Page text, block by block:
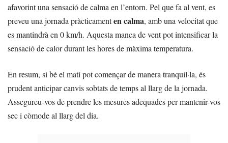
afavorint una sensació de calma en l’entorn. Pel que fa al vent, es
preveu una jornada pràcticamenten calma, amb una velocitat que
es mantindrà en 0 km/h. Aquesta manca de vent pot intensificar la
sensació de calor durant les hores de màxima temperatura.
En resum, si bé el matí pot començar de manera tranquil·la, és
prudent anticipar canvis sobtats de temps al llarg de la jornada.
Assegureu-vos de prendre les mesures adequades per mantenir-vos
sec i còmode al llarg del dia.